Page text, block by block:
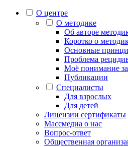
О центре
О методике
Об авторе
Коротко о
Основные
Проблема
Моё понимание
Публикации
Специалисты
Для взрослых
Для детей
Лицензии сертификаты
Массмедиа о нас
Вопрос-ответ
Общественная